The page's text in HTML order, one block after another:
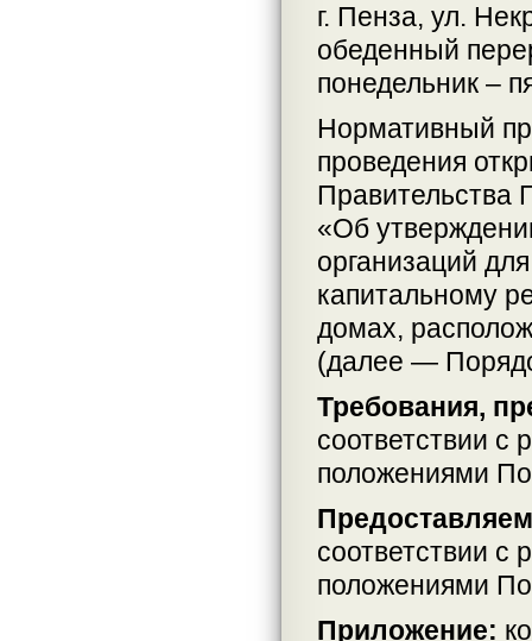
г. Пенза, ул.
обеденный
понедельник –
Нормативный
проведения
Правительства
«Об
организаций
капитальному
домах,
(далее —
Требования,
соответствии с
положениями
соответствии с
положениями
Приложение: